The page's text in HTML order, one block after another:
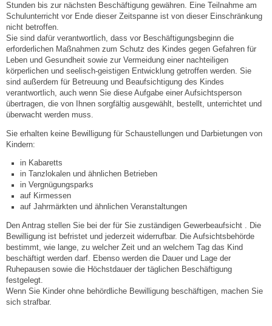
Gemeindeverwaltung
Mitarbeiter
Stellenangebote
Ortsrecht
Schadensmeldungen
Bürgerservice
Gemeinderat
Sitzungsberichte
Ratsinfo
Gutachterausschuss
Stunden bis zur nächsten Beschäftigung gewähren. Eine Teilnahme am
Schulunterricht vor Ende dieser Zeitspanne ist von dieser Einschränkung
nicht betroffen.
Sie sind dafür verantwortlich, dass vor Beschäftigungsbeginn die
erforderlichen Maßnahmen zum Schutz des Kindes gegen Gefahren für
Leben und Gesundheit sowie zur Vermeidung einer nachteiligen
körperlichen und seelisch-geistigen Entwicklung getroffen werden. Sie
sind außerdem für Betreuung und Beaufsichtigung des Kindes
verantwortlich, auch wenn Sie diese Aufgabe einer Aufsichtsperson
übertragen, die von Ihnen sorgfältig ausgewählt, bestellt, unterrichtet und
überwacht werden muss.
Sie erhalten keine Bewilligung für Schaustellungen und Darbietungen von
Kindern:
in Kabaretts
in Tanzlokalen und ähnlichen Betrieben
in Vergnügungsparks
auf Kirmessen
auf Jahrmärkten und ähnlichen Veranstaltungen
Den Antrag stellen Sie bei der für Sie zuständigen Gewerbeaufsicht . Die
Bewilligung ist befristet und jederzeit widerrufbar. Die Aufsichtsbehörde
bestimmt, wie lange, zu welcher Zeit und an welchem Tag das Kind
beschäftigt werden darf. Ebenso werden die Dauer und Lage der
Ruhepausen sowie die Höchstdauer der täglichen Beschäftigung
festgelegt.
Wenn Sie Kinder ohne behördliche Bewilligung beschäftigen, machen Sie
sich strafbar.